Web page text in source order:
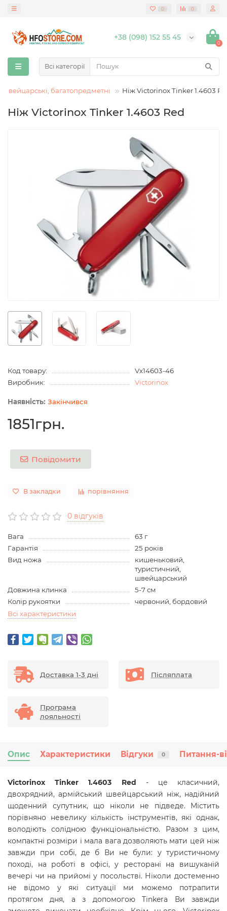
0 0
+38 (098) 152 55 45
0
Всі категорії
Швейцарські, багатопредметні Ніж Victorinox Tinker 1.4603
Ніж Victorinox Tinker 1.4603 Red
Код товару:
Vx14603-46
Виробник:
Victorinox
Закінчився
1851грн.
Повідомити
В закладки порівняння
0 відгуків
Вага
63 г
Гарантія
25 років
Вид ножа
кишеньковий,
туристичний,
швейцарський
Довжина клинка
5-7 см
Колір рукоятки
червоний, бордовий
Всі характеристики
Доставка 1-3 дні Післяплата
Програма
лояльності
Опис Характеристики Відгуки 0 Питання-
Victorinox Tinker 1.4603 Red - це класичний,
двохрядний, армійський швейцарський ніж, надійний
щоденний супутник, що ніколи не підведе. Містить
порівняно невелику кількість інструментів, які однак,
володіють солідною функціональністю. Разом з цим,
компактні розміри і мала вага дозволяють мати цей ніж
завжди при собі, де б Ви не були: у туристичному
поході, на роботі в офісі, у ресторані на вишуканій
вечері чи на прийомі у посольстві. Ніколи достеменно
не відомо у які ситуації ми можемо потрапити
протягом дня, а з допомогою Tinkera Ви завжди